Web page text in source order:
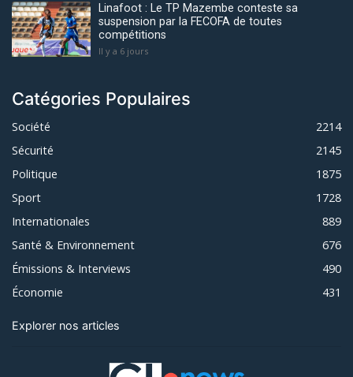
Linafoot : Le TP Mazembe conteste sa
suspension par la FECOFA de toutes
compétitions
Il y a 6 jours
Catégories Populaires
Société
2214
Sécurité
2145
Politique
1875
Sport
1728
Internationales
889
Santé & Environnement
676
Émissions & Interviews
490
Économie
431
Explorer nos articles